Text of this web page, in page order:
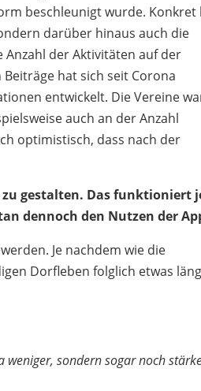
beschleunigt wurde. Konkret
darüber hinaus auch die
Anzahl der Aktivitäten auf der
hat sich seit Corona
entwickelt. Die Vereine
auch an der Anzahl
optimistisch, dass nach der
zu gestalten. Das funktioniert
dennoch den Nutzen der
Je nachdem wie die
Dorfleben folglich etwas
sondern sogar noch